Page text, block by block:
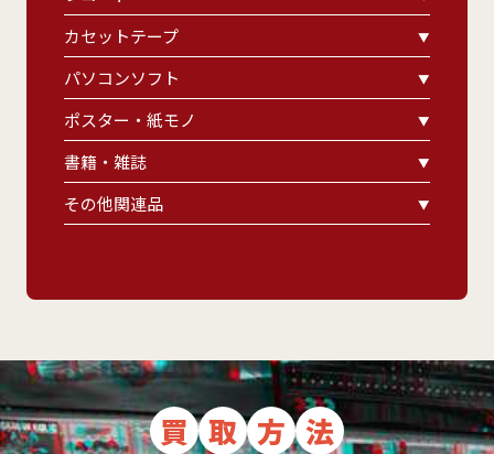
カセットテープ
パソコンソフト
ポスター・紙モノ
書籍・雑誌
その他関連品
買 取 方 法